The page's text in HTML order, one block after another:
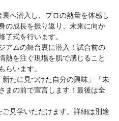
へ潜入し、プロの熱量を体感し
の成長を振り返り、未来に向か
了式を行います。
アムの舞台裏に潜入！試合前の
熱を注ぐ現場を肌で感じること
います。
たに見つけた自分の興味」「未
まの前で宣言します！最後は全
見学いただけます。詳細は別途